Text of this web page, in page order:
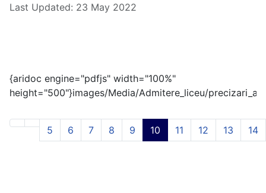
Last Updated: 23 May 2022
{aridoc engine="pdfjs" width="100%"
height="500"}images/Media/Admitere_liceu/
Page 10 of 21
5 6 7 8 9 10 11 12 13 14